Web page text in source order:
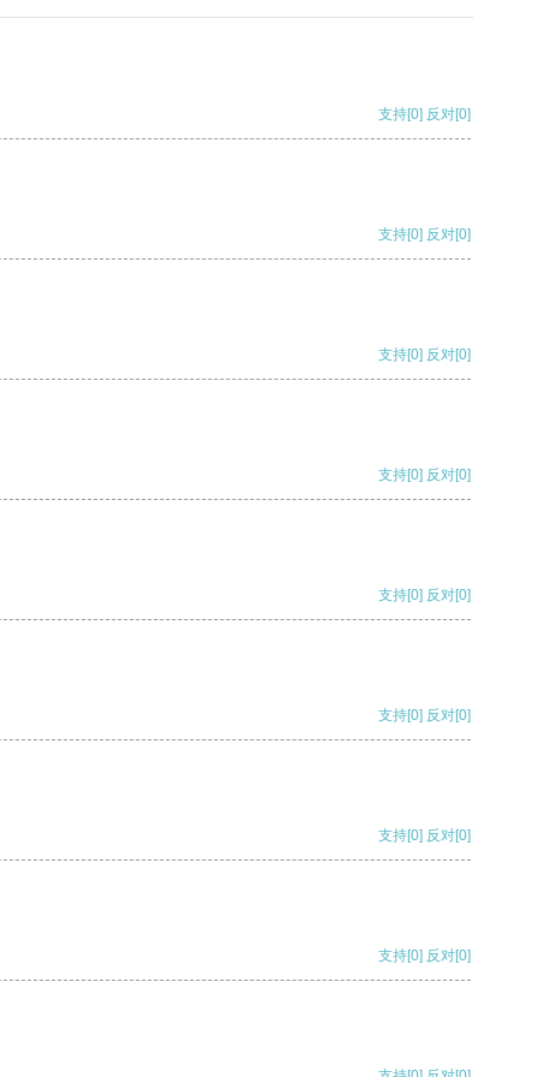
支持[0] 反对[0]
支持[0] 反对[0]
支持[0] 反对[0]
支持[0] 反对[0]
支持[0] 反对[0]
支持[0] 反对[0]
支持[0] 反对[0]
支持[0] 反对[0]